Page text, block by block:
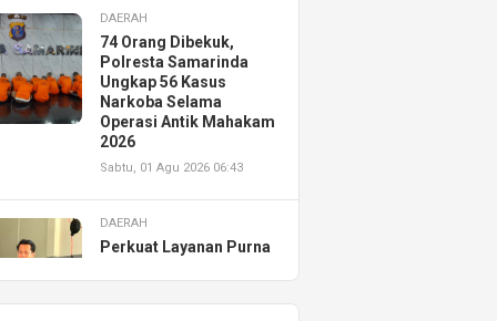
DAERAH
74 Orang Dibekuk,
Polresta Samarinda
Ungkap 56 Kasus
Narkoba Selama
Operasi Antik Mahakam
2026
Sabtu, 01 Agu 2026 06:43
DAERAH
Perkuat Layanan Purna
Resmikan AHASS